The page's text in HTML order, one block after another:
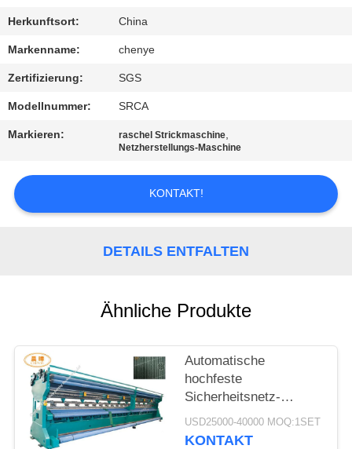
SIE
UNS
FORDERN
SIE
ZITAT
Herkunftsort: China
Markenname: chenye
Zertifizierung: SGS
Modellnummer: SRCA
Markieren: raschel Strickmaschine,
Netzherstellungs-Maschine
KONTAKT!
DETAILS ENTFALTEN
Ähnliche Produkte
Automatische
hochfeste
Sicherheitsnetz-
Maschine für Bau-Fall-
Schutz
USD25000-40000 MOQ:1SET
KONTAKT